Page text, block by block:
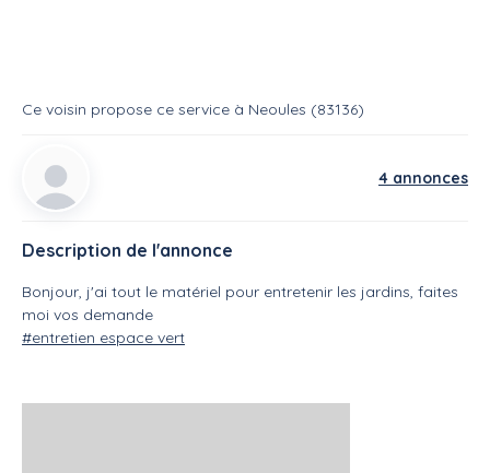
Ce voisin propose ce service à Neoules (83136)
4 annonces
Description de l'annonce
Bonjour, j'ai tout le matériel pour entretenir les jardins, faites
moi vos demande
#entretien espace vert